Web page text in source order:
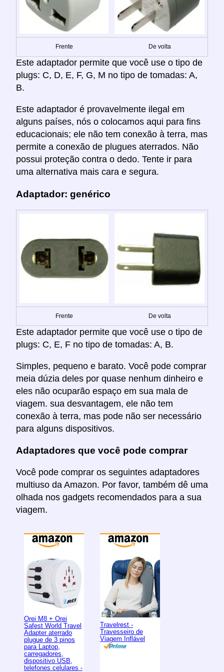
Frente De volta
Este adaptador permite que você use o tipo de
plugs: C, D, E, F, G, M no tipo de tomadas: A,
B.
Este adaptador é provavelmente ilegal em
alguns países, nós o colocamos aqui para fins
educacionais; ele não tem conexão à terra, mas
permite a conexão de plugues aterrados. Não
possui proteção contra o dedo. Tente ir para
uma alternativa mais cara e segura.
Adaptador: genérico
Frente De volta
Este adaptador permite que você use o tipo de
plugs: C, E, F no tipo de tomadas: A, B.
Simples, pequeno e barato. Você pode comprar
meia dúzia deles por quase nenhum dinheiro e
eles não ocuparão espaço em sua mala de
viagem. sua desvantagem, ele não tem
conexão à terra, mas pode não ser necessário
para alguns dispositivos.
Adaptadores que você pode comprar
Você pode comprar os seguintes adaptadores
multiuso da Amazon. Por favor, também dê uma
olhada nos gadgets recomendados para a sua
viagem.
Orei M8 + Orei
Safest World Travel
Adapter aterrado
plugue de 3 pinos
para Laptop,
carregadores,
dispositivo USB,
telefones celulares -
Travelrest -
Travesseiro de
Viagem Inflável